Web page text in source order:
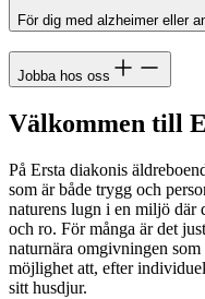
För dig med alzheimer eller
Jobba hos oss
Välkommen till
På Ersta diakonis
som är både trygg och
naturens lugn i en miljö där
och ro. För många är det
naturnära omgivningen
möjlighet att, efter
sitt husdjur.